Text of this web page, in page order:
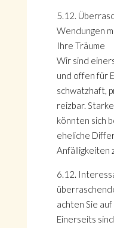
5.12.
Wendungen
Ihre Träume
Wir sind
und offen für
schwatzhaft,
reizbar.
könnten sich
eheliche
Anfälligkeiten
6.12.
achten Sie
Einerseits